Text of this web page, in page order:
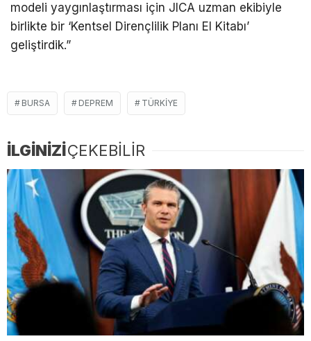
modeli yaygınlaştırması için JICA uzman ekibiyle
birlikte bir ‘Kentsel Dirençlilik Planı El Kitabı’
geliştirdik.”
BURSA DEPREM TÜRKIYE
İLGİNİZİÇEKEBİLİR